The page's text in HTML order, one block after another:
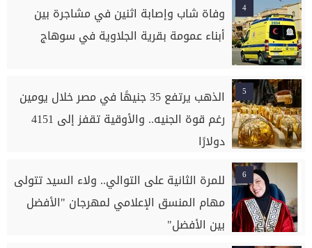
4
وفاة شاب وإصابة اثنين في مشاجرة بين
أبناء عمومة بقرية الجلاوية في سوهاج
5
الذهب يرتفع 35 جنيهًا في مصر خلال يومين
رغم قوة الجنيه.. والأوقية تقفز إلى 4151
دولارًا
6
للمرة الثانية على التوالي.. ولاء السيد تتولى
مهام المنسق الإعلامي لمهرجان "الأفضل
بين الأفضل"